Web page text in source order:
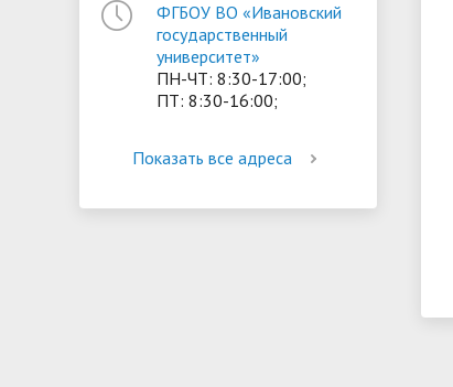
ФГБОУ ВО «Ивановский
государственный
университет»
ПН-ЧТ: 8:30-17:00;
ПТ: 8:30-16:00;
Показать все адреса